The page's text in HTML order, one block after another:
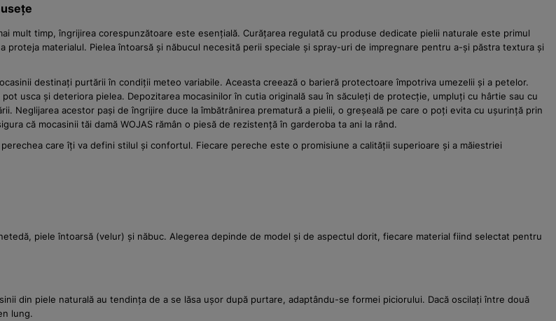
mult timp, îngrijirea corespunzătoare este esențială. Curățarea regulată cu produse dedicate pielii naturale este primul
materialul. Pielea întoarsă și năbucul necesită perii speciale și spray-uri de impregnare pentru a-și păstra textura și
destinați purtării în condiții meteo variabile. Aceasta creează o barieră protectoare împotriva umezelii și a petelor.
usca și deteriora pielea. Depozitarea mocasinilor în cutia originală sau în săculeți de protecție, umpluți cu hârtie sau cu
Neglijarea acestor pași de îngrijire duce la îmbătrânirea prematură a pielii, o greșeală pe care o poți evita cu ușurință prin
că mocasinii tăi damă WOJAS rămân o piesă de rezistență în garderoba ta ani la rând.
care îți va defini stilul și confortul. Fiecare pereche este o promisiune a calității superioare și a măiestriei
piele întoarsă (velur) și năbuc. Alegerea depinde de model și de aspectul dorit, fiecare material fiind selectat pentru
din piele naturală au tendința de a se lăsa ușor după purtare, adaptându-se formei piciorului. Dacă oscilați între două
lung.